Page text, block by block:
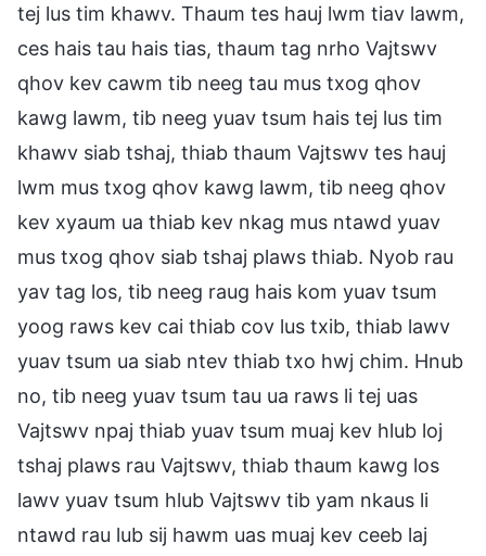
tej lus tim khawv. Thaum tes hauj lwm tiav lawm,
ces hais tau hais tias, thaum tag nrho Vajtswv
qhov kev cawm tib neeg tau mus txog qhov
kawg lawm, tib neeg yuav tsum hais tej lus tim
khawv siab tshaj, thiab thaum Vajtswv tes hauj
lwm mus txog qhov kawg lawm, tib neeg qhov
kev xyaum ua thiab kev nkag mus ntawd yuav
mus txog qhov siab tshaj plaws thiab. Nyob rau
yav tag los, tib neeg raug hais kom yuav tsum
yoog raws kev cai thiab cov lus txib, thiab lawv
yuav tsum ua siab ntev thiab txo hwj chim. Hnub
no, tib neeg yuav tsum tau ua raws li tej uas
Vajtswv npaj thiab yuav tsum muaj kev hlub loj
tshaj plaws rau Vajtswv, thiab thaum kawg los
lawv yuav tsum hlub Vajtswv tib yam nkaus li
ntawd rau lub sij hawm uas muaj kev ceeb laj